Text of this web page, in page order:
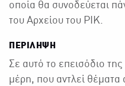
οποία θα συνοδεύεται
του Αρχείου του ΡΙΚ.
ΠΕΡΙΛΗΨΗ
Σε αυτό το επεισόδιο
μέρη, που αντλεί θέματα